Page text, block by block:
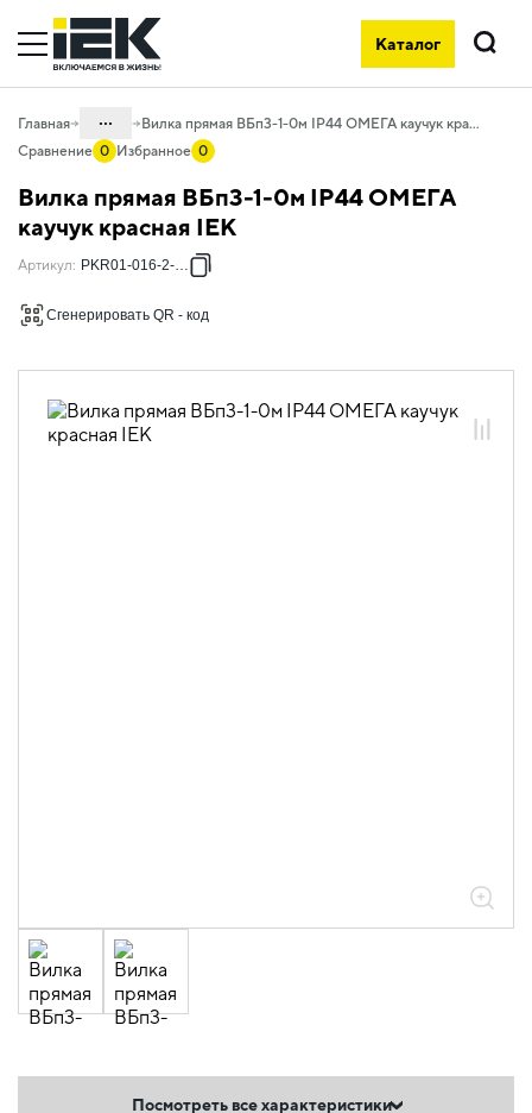
Каталог
Поиск
Главная ...
06. Изделия электроустановочные,
удлинители и силовые разъемы
06.04 Разъёмы, колодки, тройники
06.04.01 Каучуковые штепсельные
06.04.01.01 Каучуковые штепсельные
Вилка прямая ВБп3-1-0м IP44 ОМЕГА каучук красная IEK
Сравнение 0 Избранное 0
Вилка прямая ВБп3-1-0м IP44 ОМЕГА
каучук красная IEK
Артикул: PKR01-016-2-K04
Сгенерировать QR - код
Посмотреть все характеристики